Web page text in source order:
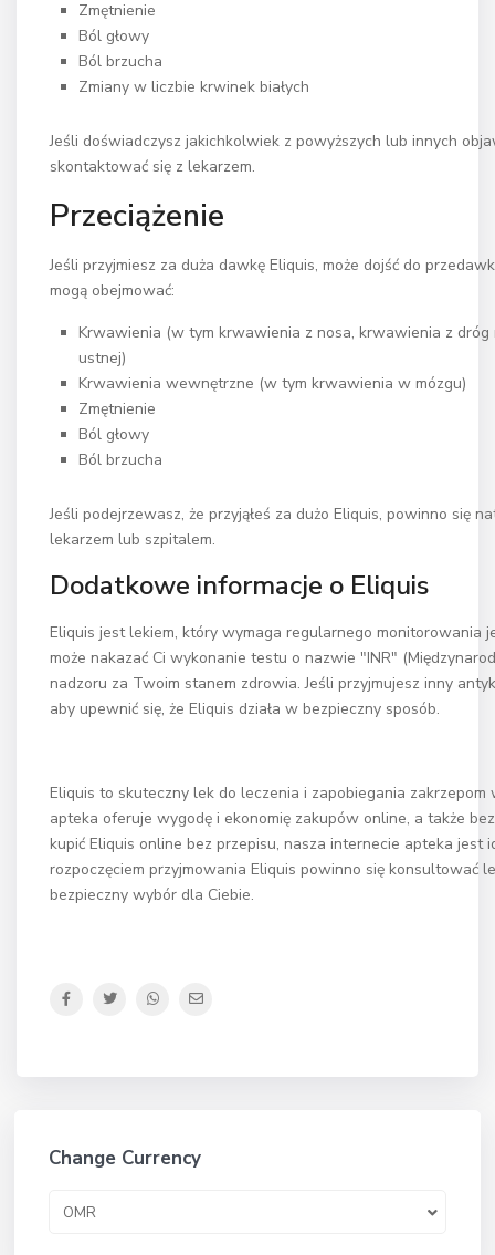
Zmętnienie
Ból głowy
Ból brzucha
Zmiany w liczbie krwinek białych
Jeśli doświadczysz jakichkolwiek z powyższych lub innych
skontaktować się z lekarzem.
Przeciążenie
Jeśli przyjmiesz za duża dawkę Eliquis, może dojść do
mogą obejmować:
Krwawienia (w tym krwawienia z nosa, krwawienia z
ustnej)
Krwawienia wewnętrzne (w tym krwawienia w mózgu)
Zmętnienie
Ból głowy
Ból brzucha
Jeśli podejrzewasz, że przyjąłeś za dużo Eliquis, powinno się
lekarzem lub szpitalem.
Dodatkowe informacje o Eliquis
Eliquis jest lekiem, który wymaga regularnego monitorowania
może nakazać Ci wykonanie testu o nazwie "INR"
nadzoru za Twoim stanem zdrowia. Jeśli przyjmujesz inny
aby upewnić się, że Eliquis działa w bezpieczny sposób.
Eliquis to skuteczny lek do leczenia i zapobiegania zakrzepom
apteka oferuje wygodę i ekonomię zakupów online, a także
kupić Eliquis online bez przepisu, nasza internecie apteka jest
rozpoczęciem przyjmowania Eliquis powinno się konsultować
bezpieczny wybór dla Ciebie.
Change Currency
OMR